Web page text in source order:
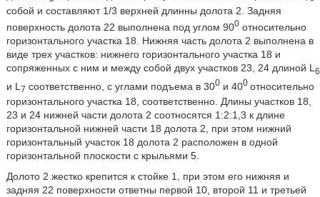
собой и составляют 1/3 верхней длинны долота 2. Задняя
поверхность долота 22 выполнена под углом 900относительно
горизонтального участка 18. Нижняя часть долота 2 выполнена в
виде трех участков: нижнего горизонтального участка 18 и
сопряженных с ним и между собой двух участков 23, 24 длиной L 6
и L 7 соответственно, с углами подъема в 300и 400 относительно
горизонтального участка 18, соответственно. Длины участков 18,
23 и 24 нижней части долота 2 соотносятся 1:2:1,3 к длине
горизонтальной нижней части 18 долота 2, при этом нижний
горизонтальный участок 18 долота 2 расположен в одной
горизонтальной плоскости с крыльями 5.
Долото 2 жестко крепится к стойке 1, при этом его нижняя и
задняя 22 поверхности ответны первой 10, второй 11 и третьей